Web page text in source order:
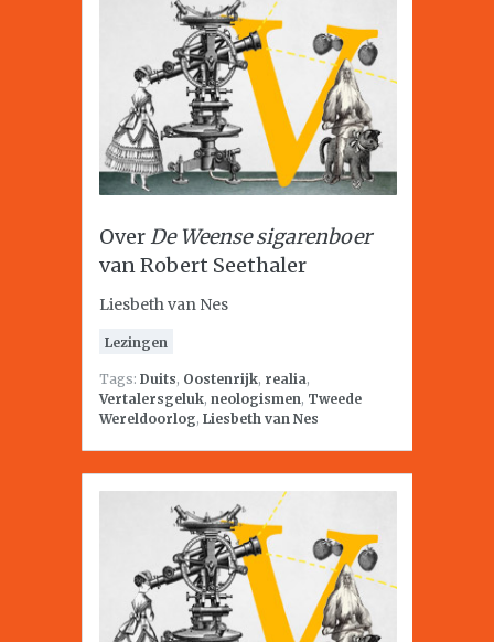
OverDe Weense sigarenboer
van Robert Seethaler
Liesbeth van Nes
Lezingen
Tags: Duits, Oostenrijk, realia,
Vertalersgeluk, neologismen, Tweede
Wereldoorlog, Liesbeth van Nes